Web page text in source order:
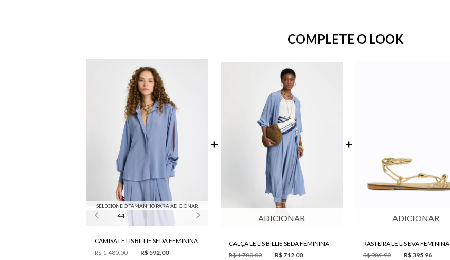
COMPLETE O LOOK
SELECIONE O TAMANHO PARA ADICIONAR
44
CAMISA LE LIS BILLIE SEDA FEMININA
R$ 1.480,00
R$ 592,00
ADICIONAR
CALÇA LE LIS BILLIE SEDA FEMININA
R$ 1.780,00
R$ 712,00
ADICIONAR
RASTEIRA LE LIS EVA FEMININA
R$ 989,90
R$ 395,96